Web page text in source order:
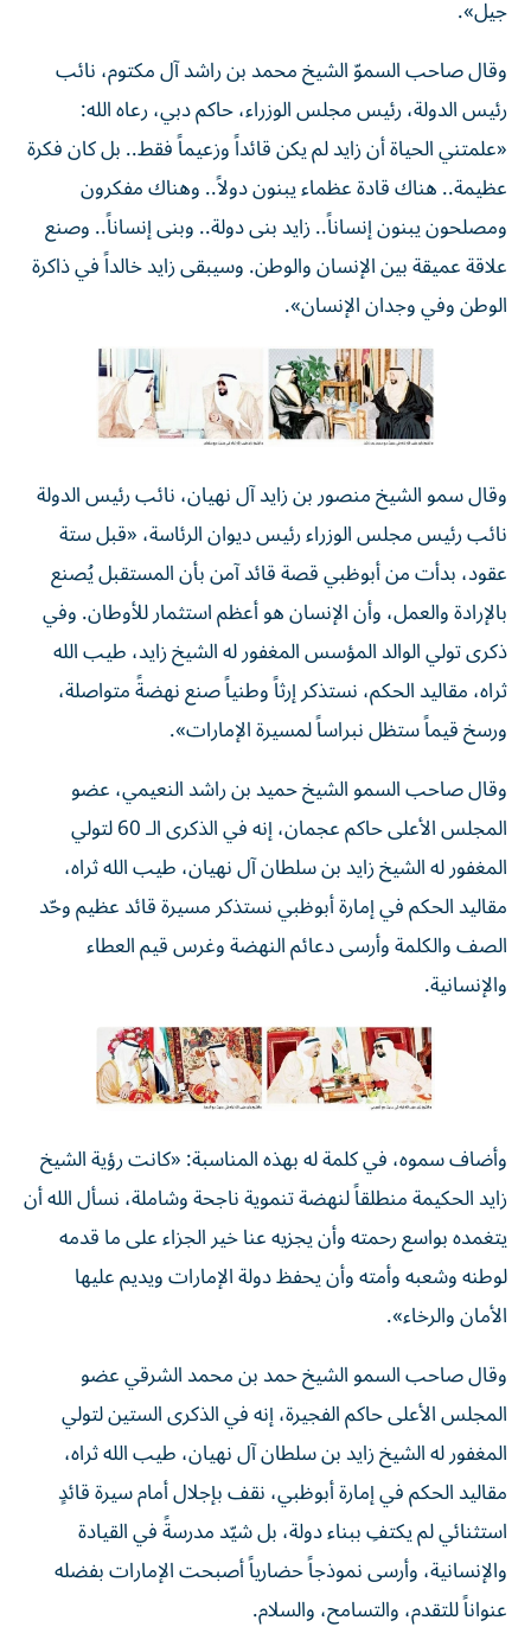
جيل».
وقال صاحب السموّ الشيخ محمد بن راشد آل مكتوم، نائب
رئيس الدولة، رئيس مجلس الوزراء، حاكم دبي، رعاه الله:
«علمتني الحياة أن زايد لم يكن قائداً وزعيماً فقط.. بل كان فكرة
عظيمة.. هناك قادة عظماء يبنون دولاً.. وهناك مفكرون
ومصلحون يبنون إنساناً.. زايد بنى دولة.. وبنى إنساناً.. وصنع
علاقة عميقة بين الإنسان والوطن. وسيبقى زايد خالداً في ذاكرة
الوطن وفي وجدان الإنسان».
وقال سمو الشيخ منصور بن زايد آل نهيان، نائب رئيس الدولة
نائب رئيس مجلس الوزراء رئيس ديوان الرئاسة، «قبل ستة
عقود، بدأت من أبوظبي قصة قائد آمن بأن المستقبل يُصنع
بالإرادة والعمل، وأن الإنسان هو أعظم استثمار للأوطان. وفي
ذكرى تولي الوالد المؤسس المغفور له الشيخ زايد، طيب الله
ثراه، مقاليد الحكم، نستذكر إرثاً وطنياً صنع نهضةً متواصلة،
ورسخ قيماً ستظل نبراساً لمسيرة الإمارات».
وقال صاحب السمو الشيخ حميد بن راشد النعيمي، عضو
المجلس الأعلى حاكم عجمان، إنه في الذكرى الـ 60 لتولي
المغفور له الشيخ زايد بن سلطان آل نهيان، طيب الله ثراه،
مقاليد الحكم في إمارة أبوظبي نستذكر مسيرة قائد عظيم وحّد
الصف والكلمة وأرسى دعائم النهضة وغرس قيم العطاء
والإنسانية.
وأضاف سموه، في كلمة له بهذه المناسبة: «كانت رؤية الشيخ
زايد الحكيمة منطلقاً لنهضة تنموية ناجحة وشاملة، نسأل الله أن
يتغمده بواسع رحمته وأن يجزيه عنا خير الجزاء على ما قدمه
لوطنه وشعبه وأمته وأن يحفظ دولة الإمارات ويديم عليها
الأمان والرخاء».
وقال صاحب السمو الشيخ حمد بن محمد الشرقي عضو
المجلس الأعلى حاكم الفجيرة، إنه في الذكرى الستين لتولي
المغفور له الشيخ زايد بن سلطان آل نهيان، طيب الله ثراه،
مقاليد الحكم في إمارة أبوظبي، نقف بإجلال أمام سيرة قائدٍ
استثنائي لم يكتفِ ببناء دولة، بل شيّد مدرسةً في القيادة
والإنسانية، وأرسى نموذجاً حضارياً أصبحت الإمارات بفضله
عنواناً للتقدم، والتسامح، والسلام.